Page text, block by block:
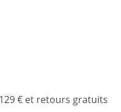
€ et retours gratuits